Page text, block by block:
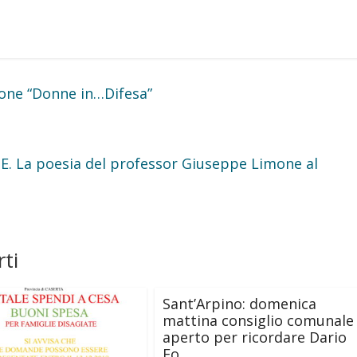
“Donne in…Difesa”
La poesia del professor Giuseppe Limone al
Sant’Arpino: domenica
mattina consiglio comunale
aperto per ricordare Dario